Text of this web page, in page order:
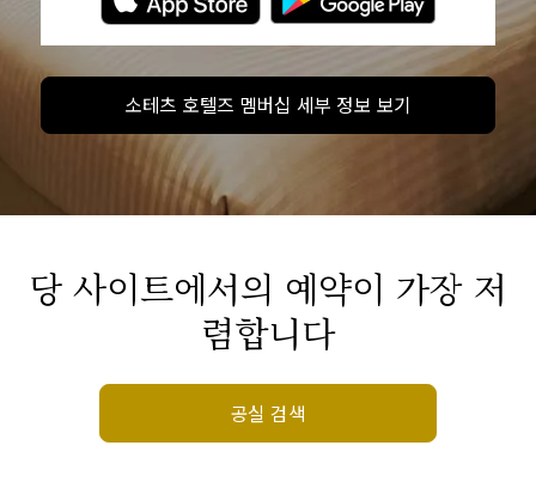
소테츠 호텔즈 멤버십 세부 정보 보기
당 사이트에서의 예약이 가장 저
렴합니다
공실 검색